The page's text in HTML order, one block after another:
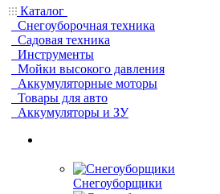
Каталог
Снегоуборочная техника
Садовая техника
Инструменты
Мойки высокого давления
Аккумуляторные моторы
Товары для авто
Аккумуляторы и ЗУ
Снегоуборщики